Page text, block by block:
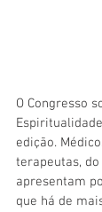
O Congresso
edição.
terapeutas,
apresentam
que há de